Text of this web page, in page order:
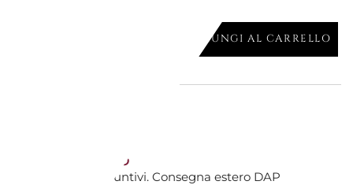
AGGIUNGI AL CARRELLO
DALL'ACQUISTO
costi aggiuntivi. Consegna estero DAP